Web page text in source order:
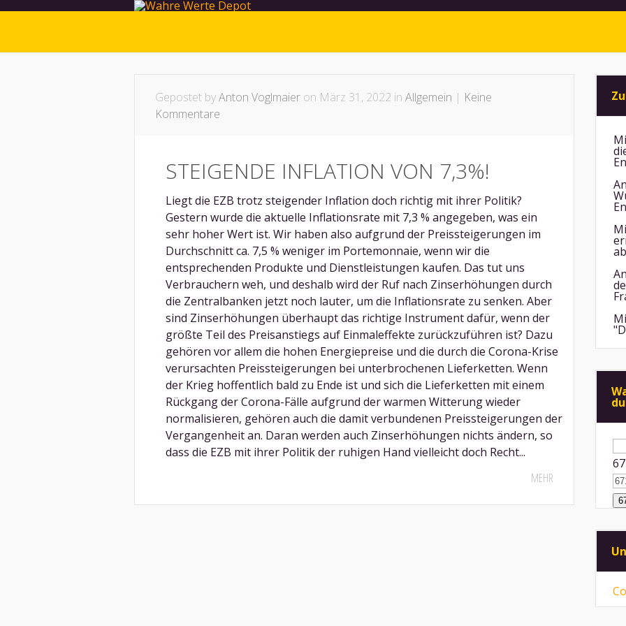
Gepostet byAnton Voglmaier on März 31, 2022 in Allgemein | Keine
Kommentare
STEIGENDE INFLATION VON 7,3%!
Liegt die EZB trotz steigender Inflation doch richtig mit ihrer Politik?
Gestern wurde die aktuelle Inflationsrate mit 7,3 % angegeben, was ein
sehr hoher Wert ist. Wir haben also aufgrund der Preissteigerungen im
Durchschnitt ca. 7,5 % weniger im Portemonnaie, wenn wir die
entsprechenden Produkte und Dienstleistungen kaufen. Das tut uns
Verbrauchern weh, und deshalb wird der Ruf nach Zinserhöhungen durch
die Zentralbanken jetzt noch lauter, um die Inflationsrate zu senken. Aber
sind Zinserhöhungen überhaupt das richtige Instrument dafür, wenn der
größte Teil des Preisanstiegs auf Einmaleffekte zurückzuführen ist? Dazu
gehören vor allem die hohen Energiepreise und die durch die Corona-Krise
verursachten Preissteigerungen bei unterbrochenen Lieferketten. Wenn
der Krieg hoffentlich bald zu Ende ist und sich die Lieferketten mit einem
Rückgang der Corona-Fälle aufgrund der warmen Witterung wieder
normalisieren, gehören auch die damit verbundenen Preissteigerungen der
Vergangenheit an. Daran werden auch Zinserhöhungen nichts ändern, so
dass die EZB mit ihrer Politik der ruhigen Hand vielleicht doch Recht...
MEHR